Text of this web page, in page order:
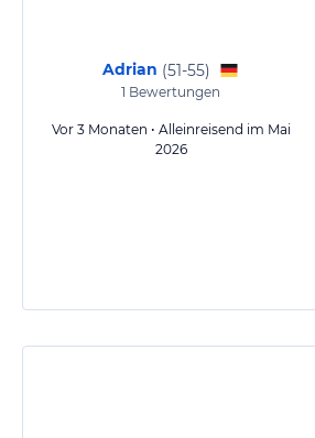
Adrian (51-55)
1 Bewertungen
Vor 3 Monaten • Alleinreisend im Mai
2026